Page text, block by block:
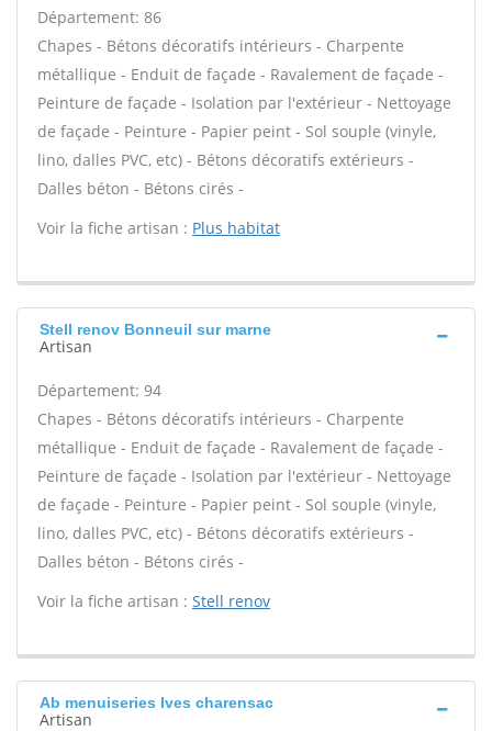
Département: 86
Chapes - Bétons décoratifs intérieurs - Charpente
métallique - Enduit de façade - Ravalement de façade -
Peinture de façade - Isolation par l'extérieur - Nettoyage
de façade - Peinture - Papier peint - Sol souple (vinyle,
lino, dalles PVC, etc) - Bétons décoratifs extérieurs -
Dalles béton - Bétons cirés -
Voir la fiche artisan : Plus habitat
Stell renov Bonneuil sur marne
Artisan
Département: 94
Chapes - Bétons décoratifs intérieurs - Charpente
métallique - Enduit de façade - Ravalement de façade -
Peinture de façade - Isolation par l'extérieur - Nettoyage
de façade - Peinture - Papier peint - Sol souple (vinyle,
lino, dalles PVC, etc) - Bétons décoratifs extérieurs -
Dalles béton - Bétons cirés -
Voir la fiche artisan : Stell renov
Ab menuiseries Ives charensac
Artisan